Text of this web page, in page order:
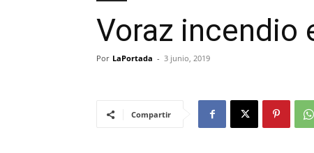
Voraz incendio
Por LaPortada - 3 junio, 2019
Compartir